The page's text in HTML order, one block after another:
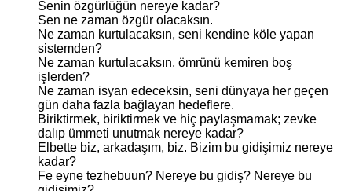
Senin özgürlüğün nereye kadar?
Sen ne zaman özgür olacaksın.
Ne zaman kurtulacaksın, seni kendine köle yapan
sistemden?
Ne zaman kurtulacaksın, ömrünü kemiren boş
işlerden?
Ne zaman isyan edeceksin, seni dünyaya her geçen
gün daha fazla bağlayan hedeflere.
Biriktirmek, biriktirmek ve hiç paylaşmamak; zevke
dalıp ümmeti unutmak nereye kadar?
Elbette biz, arkadaşım, biz. Bizim bu gidişimiz nereye
kadar?
Fe eyne tezhebuun? Nereye bu gidiş? Nereye bu